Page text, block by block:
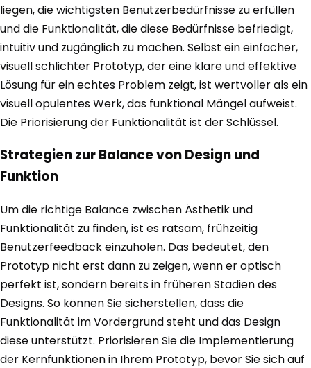
liegen, die wichtigsten Benutzerbedürfnisse zu erfüllen
und die Funktionalität, die diese Bedürfnisse befriedigt,
intuitiv und zugänglich zu machen. Selbst ein einfacher,
visuell schlichter Prototyp, der eine klare und effektive
Lösung für ein echtes Problem zeigt, ist wertvoller als ein
visuell opulentes Werk, das funktional Mängel aufweist.
Die Priorisierung der Funktionalität ist der Schlüssel.
Strategien zur Balance von Design und
Funktion
Um die richtige Balance zwischen Ästhetik und
Funktionalität zu finden, ist es ratsam, frühzeitig
Benutzerfeedback einzuholen. Das bedeutet, den
Prototyp nicht erst dann zu zeigen, wenn er optisch
perfekt ist, sondern bereits in früheren Stadien des
Designs. So können Sie sicherstellen, dass die
Funktionalität im Vordergrund steht und das Design
diese unterstützt. Priorisieren Sie die Implementierung
der Kernfunktionen in Ihrem Prototyp, bevor Sie sich auf